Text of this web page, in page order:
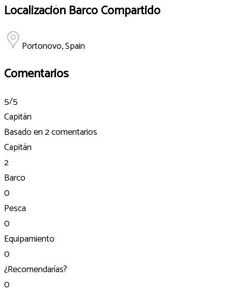
Localización Barco Compartido
Portonovo, Spain
Comentarios
5/5
Capitán
Basado en2 comentarios
Capitán
2
Barco
0
Pesca
0
Equipamiento
0
¿Recomendarías?
0